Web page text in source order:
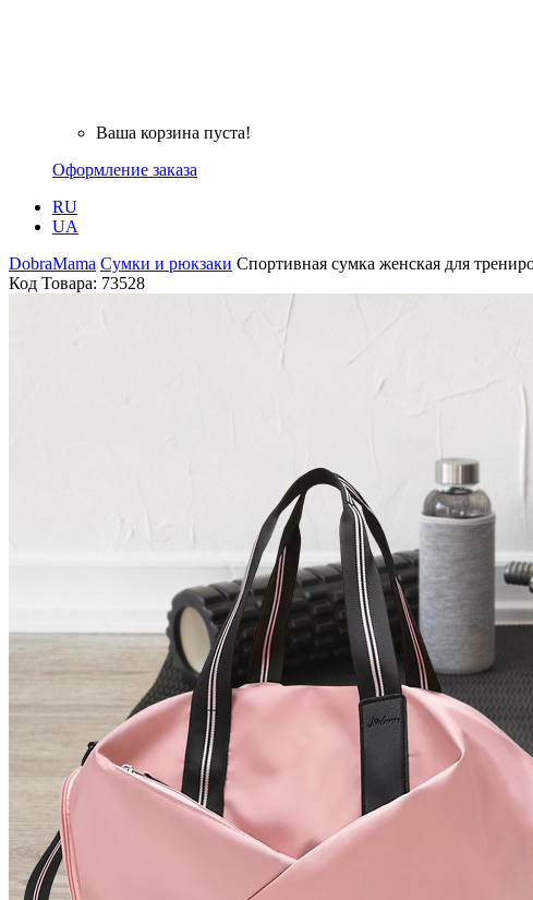
Ваша корзина пуста!
Оформление заказа
RU
UA
DobraMama Сумки и рюкзаки Спортивная сумка женская для
Код Товара: 73528